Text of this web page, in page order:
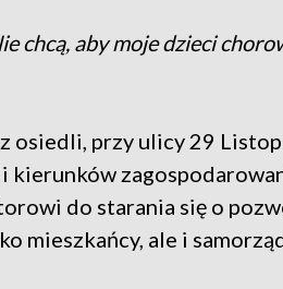
chcą, aby moje dzieci
osiedli, przy ulicy 29
kierunków
do starania się o
mieszkańcy, ale i